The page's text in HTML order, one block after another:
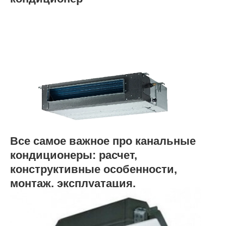
Все самое важное про канальные
кондиционеры: расчет,
конструктивные особенности,
монтаж, эксплуатация,
преимущества и недостатки